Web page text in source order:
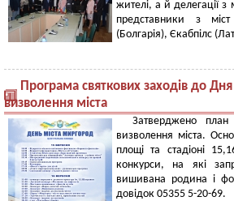
жителі, а й делегації з
представники з
(Болгарія), Єкабпілс
Програма святкових заходів до
визволення міста
Затверджено план
визволення міста.
площі та стадіоні
конкурси, на які
вишивана родина і
довідок 05355 5-20-69.